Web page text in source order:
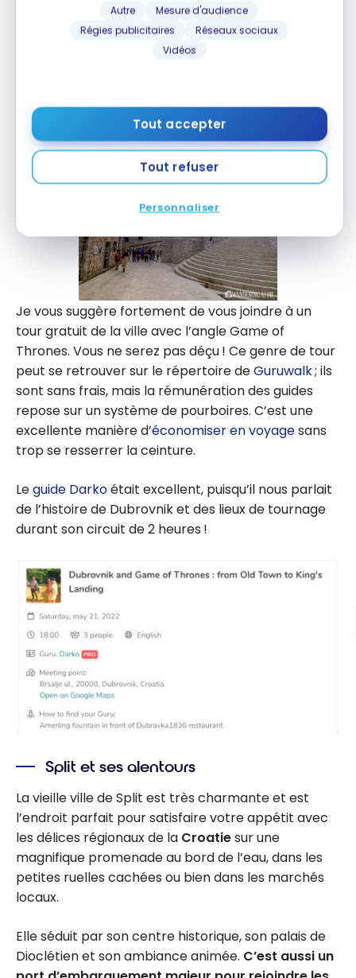
Autre
Mesure d'audience
Régies publicitaires
Réseaux sociaux
Vidéos
Tout accepter
Tout refuser
Personnaliser
Je vous suggère fortement de vous joindre à un
tour gratuit de la ville avec l’angle Game of
Thrones. Vous ne serez pas déçu ! Ce genre de tour
peut se retrouver sur le répertoire deGuruwalk; ils
sont sans frais, mais la rémunération des guides
repose sur un système de pourboires. C’est une
excellente manière d’économiser en voyagesans
trop se resserrer la ceinture.
Leguide Darkoétait excellent, puisqu’il nous parlait
de l’histoire de Dubrovnik et des lieux de tournage
durant son circuit de 2 heures !
Split et ses alentours
La vieille ville de Split est très charmante et est
l’endroit parfait pour satisfaire votre appétit avec
les délices régionaux de la Croatiesur une
magnifique promenade au bord de l’eau, dans les
petites ruelles cachées ou bien dans les marchés
locaux.
Elle séduit par son centre historique, son palais de
Dioclétien et son ambiance animée. C’est aussi un